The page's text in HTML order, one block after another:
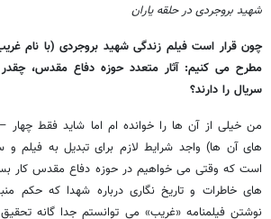
شهید بروجردی در حلقه یاران
چون قرار است فیلم زندگی شهید بروجردی (با نام
مطرح می کنیم: آثار متعدد حوزه دفاع مقدس،
سریال را دارند؟
من خیلی از آن ها را خوانده ام اما شاید فقط چهار
های آن ها) واجد شرایط لازم برای تبدیل به فیلم
است که وقتی می خواهیم در حوزه دفاع مقدس کار
های خاطرات و تاریخ نگاری درباره شهدا که حکم
نوشتن فیلمنامه «غریب» می توانستم جدا گانه تحقیق